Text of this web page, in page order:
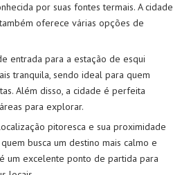
por suas fontes termais. A cidade
oferece várias opções de
entrada para a estação de esqui
tranquila, sendo ideal para quem
Além disso, a cidade é perfeita
para explorar.
pitoresca e sua proximidade
busca um destino mais calmo e
um excelente ponto de partida para